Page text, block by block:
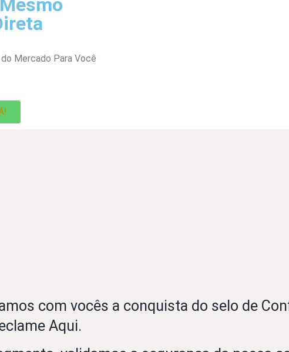
Mercado Para Você
com vocês a conquista do selo de
Aqui.